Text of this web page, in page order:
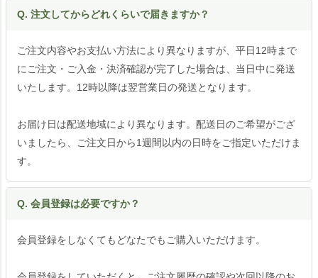
Q. 注文してからどれくらいで届きますか？
ご注文内容やお支払い方法により異なりますが、平日12時まで
にご注文・ご入金・決済確認が完了した場合は、当日中に発送
いたします。12時以降は翌営業日の発送となります。
お届け日は配送地域により異なります。配送日のご希望がござ
いましたら、ご注文日から1週間以内の日時をご指定いただけま
す。
Q. 会員登録は必要ですか？
会員登録をしなくてもどなたでもご購入いただけます。